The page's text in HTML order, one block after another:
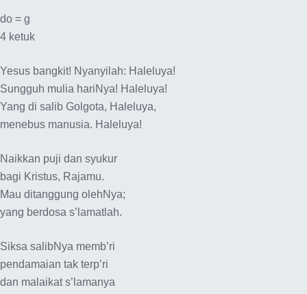
do = g
4 ketuk
Yesus bangkit! Nyanyilah: Haleluya!
Sungguh mulia hariNya! Haleluya!
Yang di salib Golgota, Haleluya,
menebus manusia. Haleluya!
Naikkan puji dan syukur
bagi Kristus, Rajamu.
Mau ditanggung olehNya;
yang berdosa s’lamatlah.
Siksa salibNya memb’ri
pendamaian tak terp’ri
dan malaikat s’lamanya